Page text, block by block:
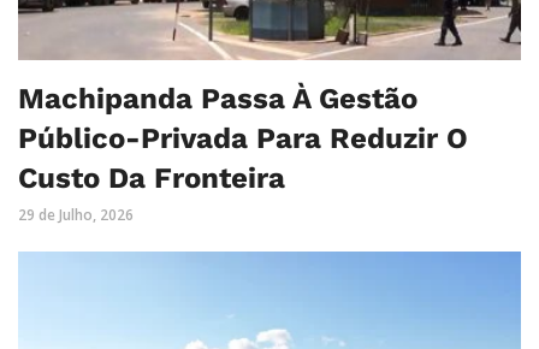
Machipanda Passa À Gestão
Público-Privada Para Reduzir O
Custo Da Fronteira
29 de Julho, 2026